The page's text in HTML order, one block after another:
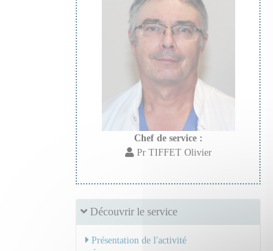
Chef de service :
Pr TIFFET Olivier
Découvrir le service
Présentation de l'activité